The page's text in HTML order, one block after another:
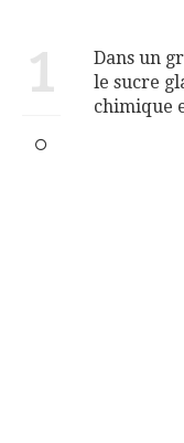
1
Dans un
le sucre
chimique